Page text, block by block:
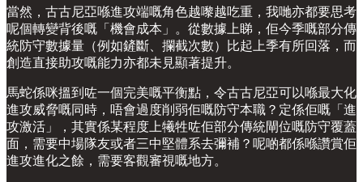
當然，古古尼亞喺進攻端嘅角色越嚟越吃重，我哋亦都要思考
呢個轉變背後嘅「機會成本」。從數據上睇，佢今季嘅部分傳
統防守數據量（例如鏟斷、攔截次數）比起上季有所回落，而
創造直接助攻嘅能力亦都未見顯著提升。
馬蛇係咪搵到咗一個完美嘅平衡點，令古古尼亞可以喺最大化
進攻威脅嘅同時，唔會過度削弱佢嘅防守本職？定係佢嘅「進
攻激活」，其實係某程度上犧牲咗佢部分傳統閘位嘅防守覆蓋
面，需要中場隊友或者三中堅體系去彌補？呢啲都係喺讚賞佢
進攻進化之餘，需要客觀審視嘅地方。